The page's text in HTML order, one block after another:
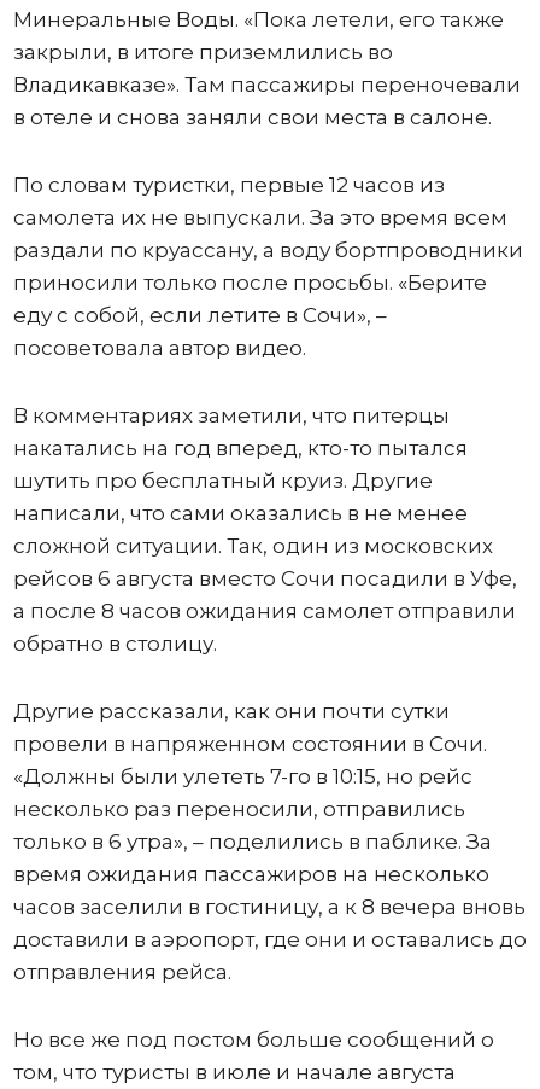
Минеральные Воды. «Пока летели, его также
закрыли, в итоге приземлились во
Владикавказе». Там пассажиры переночевали
в отеле и снова заняли свои места в салоне.
По словам туристки, первые 12 часов из
самолета их не выпускали. За это время всем
раздали по круассану, а воду бортпроводники
приносили только после просьбы. «Берите
еду с собой, если летите в Сочи», –
посоветовала автор видео.
В комментариях заметили, что питерцы
накатались на год вперед, кто-то пытался
шутить про бесплатный круиз. Другие
написали, что сами оказались в не менее
сложной ситуации. Так, один из московских
рейсов 6 августа вместо Сочи посадили в Уфе,
а после 8 часов ожидания самолет отправили
обратно в столицу.
Другие рассказали, как они почти сутки
провели в напряженном состоянии в Сочи.
«Должны были улететь 7-го в 10:15, но рейс
несколько раз переносили, отправились
только в 6 утра», – поделились в паблике. За
время ожидания пассажиров на несколько
часов заселили в гостиницу, а к 8 вечера вновь
доставили в аэропорт, где они и оставались до
отправления рейса.
Но все же под постом больше сообщений о
том, что туристы в июле и начале августа